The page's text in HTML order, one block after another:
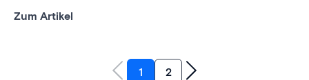
Zum Artikel
1 2